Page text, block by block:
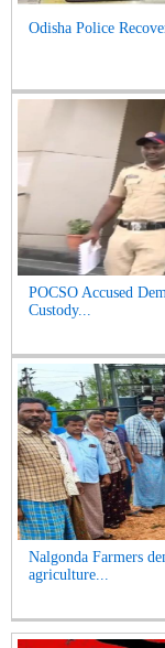
Odisha Police
POCSO Accused
Custody...
Nalgonda Farmers
agriculture...